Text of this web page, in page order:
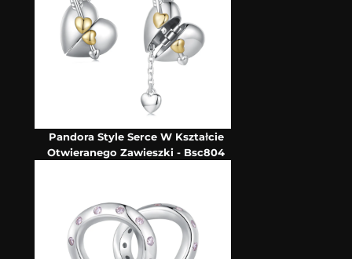
Pandora Style Serce W Kształcie
Otwieranego Zawieszki - Bsc804